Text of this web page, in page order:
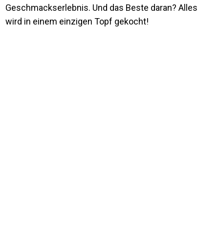
Geschmackserlebnis. Und das Beste daran? Alles
wird in einem einzigen Topf gekocht!